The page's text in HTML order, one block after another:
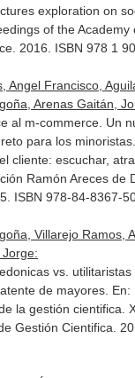
exploration on
of the Academy
. 2016. ISBN 978 1
Angel Francisco,
Arenas Gaitán,
al m-commerce. Un
para los
cliente: escuchar,
Ramón Areces de
ISBN 978-84-8367-
Villarejo Ramos,
vs.
de mayores. En:
la gestión cientifica .
Gestión Cientifica.